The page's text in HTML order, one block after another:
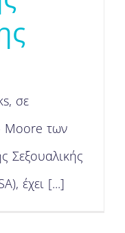
σε
Moore των
Σεξουαλικής
έχει [...]